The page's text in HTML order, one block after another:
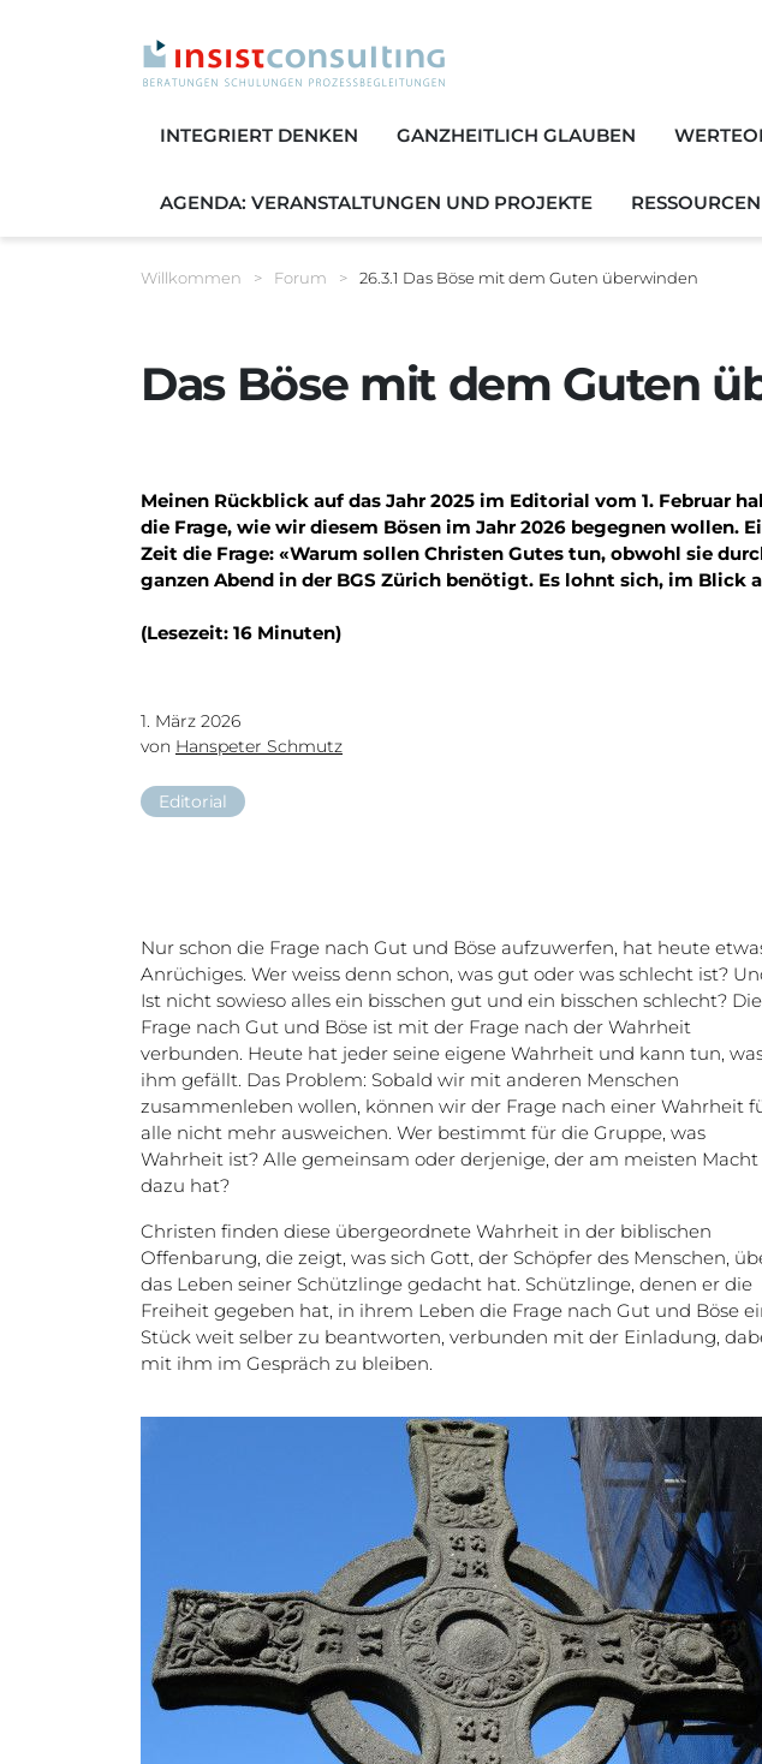
INTEGRIERT DENKEN GANZHEITLICH GLAUBEN
AGENDA: VERANSTALTUNGEN UND PROJEKTE RESSOURCEN
Sie befinden sich hier:
Willkommen > Forum > 26.3.1 Das Böse mit dem Guten überwinden
Das Böse mit dem Guten
Meinen Rückblick auf das Jahr 2025 im Editorial vom 1. Februar
die Frage, wie wir diesem Bösen im Jahr 2026 begegnen
Zeit die Frage: «Warum sollen Christen Gutes tun, obwohl sie
ganzen Abend in der BGS Zürich benötigt. Es lohnt sich, im Blick
(Lesezeit: 16 Minuten)
1. März 2026
von Hanspeter Schmutz
Editorial
Nur schon die Frage nach Gut und Böse aufzuwerfen, hat heute
Anrüchiges. Wer weiss denn schon, was gut oder was schlecht ist?
Ist nicht sowieso alles ein bisschen gut und ein bisschen schlecht? Die
Frage nach Gut und Böse ist mit der Frage nach der Wahrheit
verbunden. Heute hat jeder seine eigene Wahrheit und kann tun,
ihm gefällt. Das Problem: Sobald wir mit anderen Menschen
zusammenleben wollen, können wir der Frage nach einer Wahrheit
alle nicht mehr ausweichen. Wer bestimmt für die Gruppe, was
Wahrheit ist? Alle gemeinsam oder derjenige, der am meisten Macht
dazu hat?
Christen finden diese übergeordnete Wahrheit in der biblischen
Offenbarung, die zeigt, was sich Gott, der Schöpfer des Menschen,
das Leben seiner Schützlinge gedacht hat. Schützlinge, denen er die
Freiheit gegeben hat, in ihrem Leben die Frage nach Gut und Böse
Stück weit selber zu beantworten, verbunden mit der Einladung,
mit ihm im Gespräch zu bleiben.